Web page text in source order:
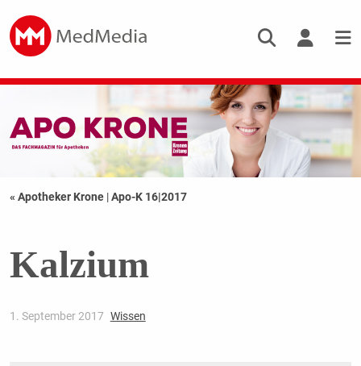
« Apotheker Krone |Apo-K 16|2017
Kalzium
1. September 2017 Wissen